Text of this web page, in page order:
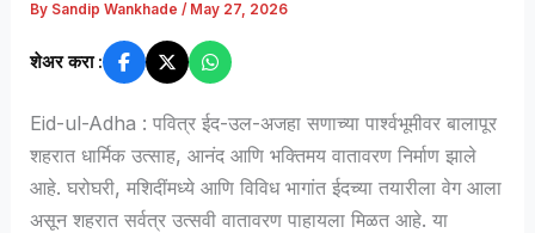
By Sandip Wankhade/ May 27, 2026
शेअर करा :
Eid-ul-Adha : पवित्र ईद-उल-अजहा सणाच्या पार्श्वभूमीवर बालापूर
शहरात धार्मिक उत्साह, आनंद आणि भक्तिमय वातावरण निर्माण झाले
आहे. घरोघरी, मशिदींमध्ये आणि विविध भागांत ईदच्या तयारीला वेग आला
असून शहरात सर्वत्र उत्सवी वातावरण पाहायला मिळत आहे. या